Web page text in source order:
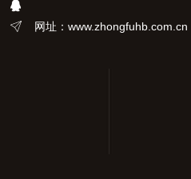
网址：www.zhongfuhb.com.cn